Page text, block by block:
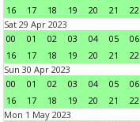
16
17 18 19 20 21 22
Sat 29 Apr 2023
00
01 02 03 04 05 06
16
17 18 19 20 21 22
Sun 30 Apr 2023
00
01 02 03 04 05 06
16
17 18 19 20 21 22
Mon 1 May 2023